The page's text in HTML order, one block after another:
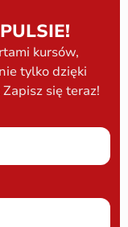
kursów,
tylko dzięki
się teraz!